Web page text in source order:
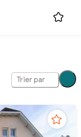
Trier par